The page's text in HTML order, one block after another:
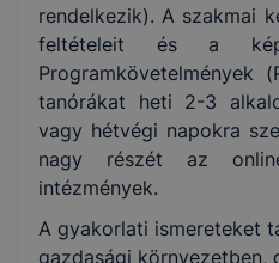
rendelkezik). A szakmai
feltételeit és a
Programkövetelmények
tanórákat heti 2-3
vagy hétvégi napokra
nagy részét az
intézmények.
A gyakorlati ismereteket
gazdasági környezetben,